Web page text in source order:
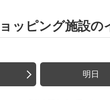
ッピング施設の
明日